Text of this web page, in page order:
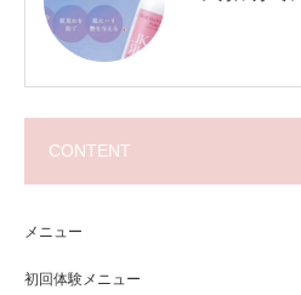
CONTENT
メニュー
初回体験メニュー